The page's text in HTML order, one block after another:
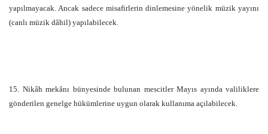
yapılmayacak. Ancak sadece misafirlerin dinlemesine yönelik müzik yayını
(canlı müzik dâhil) yapılabilecek.
15. Nikâh mekânı bünyesinde bulunan mescitler Mayıs ayında valiliklere
gönderilen genelge hükümlerine uygun olarak kullanıma açılabilecek.